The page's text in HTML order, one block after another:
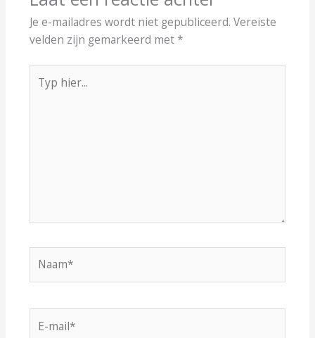
Je e-mailadres wordt niet gepubliceerd. Vereiste
velden zijn gemarkeerd met*
hier...
mail*